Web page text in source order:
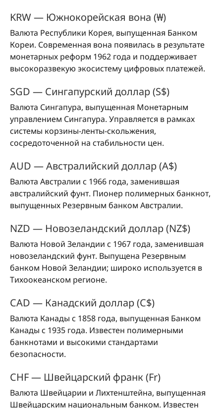
KRW — Южнокорейская вона (₩)
Валюта Республики Корея, выпущенная Банком
Кореи. Современная вона появилась в результате
монетарных реформ 1962 года и поддерживает
высокоразвекую экосистему цифровых платежей.
SGD — Сингапурский доллар (S$)
Валюта Сингапура, выпущенная Монетарным
управлением Сингапура. Управляется в рамках
системы корзины-ленты-скольжения,
сосредоточенной на стабильности цен.
AUD — Австралийский доллар (A$)
Валюта Австралии с 1966 года, заменившая
австралийский фунт. Пионер полимерных банкнот,
выпущенных Резервным банком Австралии.
NZD — Новозеландский доллар (NZ$)
Валюта Новой Зеландии с 1967 года, заменившая
новозеландский фунт. Выпущена Резервным
банком Новой Зеландии; широко используется в
Тихоокеанском регионе.
CAD — Канадский доллар (C$)
Валюта Канады с 1858 года, выпущенная Банком
Канады с 1935 года. Известен полимерными
банкнотами и высокими стандартами
безопасности.
CHF — Швейцарский франк (Fr)
Валюта Швейцарии и Лихтенштейна, выпущенная
Швейцарским национальным банком. Известен